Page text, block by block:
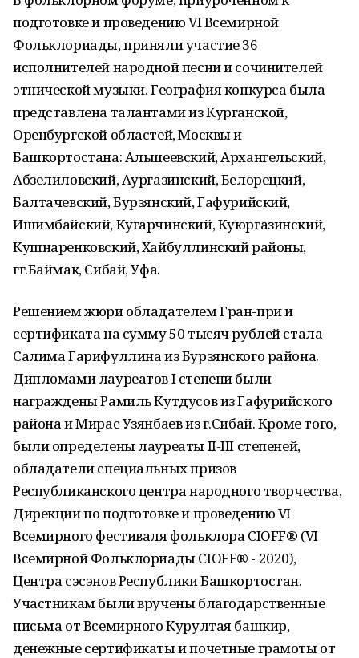
подготовке и проведению VI Всемирной
Фольклориады, приняли участие 36
исполнителей народной песни и сочинителей
этнической музыки. География конкурса была
представлена талантами из Курганской,
Оренбургской областей, Москвы и
Башкортостана: Альшеевский, Архангельский,
Абзелиловский, Аургазинский, Белорецкий,
Балтачевский, Бурзянский, Гафурийский,
Ишимбайский, Кугарчинский, Куюргазинский,
Кушнаренковский, Хайбуллинский районы,
гг.Баймак, Сибай, Уфа.
Решением жюри обладателем Гран-при и
сертификата на сумму 50 тысяч рублей стала
Салима Гарифуллина из Бурзянского района.
Дипломами лауреатов I степени были
награждены Рамиль Кутдусов из Гафурийского
района и Мирас Узянбаев из г.Сибай. Кроме того,
были определены лауреаты II-III степеней,
обладатели специальных призов
Республиканского центра народного творчества,
Дирекции по подготовке и проведению VI
Всемирного фестиваля фольклора CIOFF® (VI
Всемирной Фольклориады CIOFF® - 2020),
Центра сэсэнов Республики Башкортостан.
Участникам были вручены благодарственные
письма от Всемирного Курултая башкир,
денежные сертификаты и почетные грамоты от